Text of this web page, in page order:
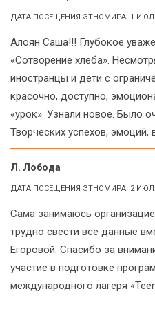
ДАТА ПОСЕЩЕНИЯ ЭТНОМИРА: 1
Алоян Саша!!! Глубокое
«Сотворение хлеба».
иностранцы и дети с
красочно, доступно,
«урок». Узнали новое. Было
Творческих успехов, эмоций,
Л. Лобода
ДАТА ПОСЕЩЕНИЯ ЭТНОМИРА: 2
Сама занимаюсь
трудно свести все данные
Егоровой. Спасибо за
участие в подготовке
международного лагеря